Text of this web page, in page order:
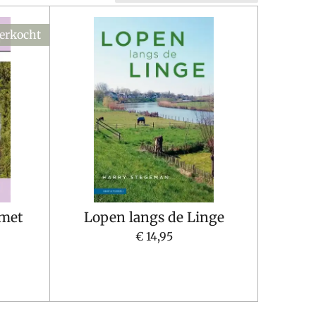
Lopen langs de Linge
€ 14,95